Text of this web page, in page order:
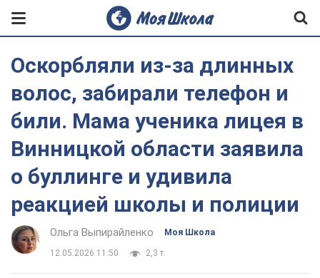
Оскорбляли из-за длинных
волос, забирали телефон и
били. Мама ученика лицея в
Винницкой области заявила
о буллинге и удивила
реакцией школы и полиции
Ольга Выпирайленко Моя Школа
12.05.2026 11:50 2,3 т.